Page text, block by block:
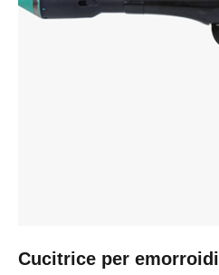
Cucitrice per emorroidi